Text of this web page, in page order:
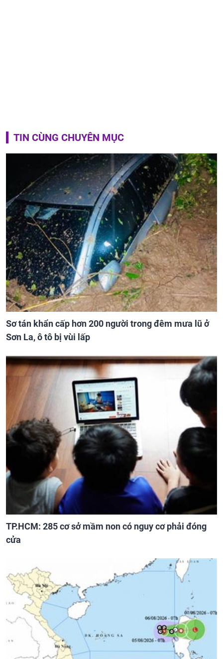
TIN CÙNG CHUYÊN MỤC
Sơ tán khẩn cấp hơn 200 người trong đêm mưa lũ ở
Sơn La, ô tô bị vùi lấp
TP.HCM: 285 cơ sở mầm non có nguy cơ phải đóng
cửa